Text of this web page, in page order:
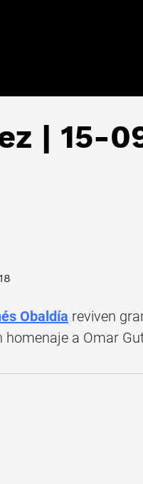
| 15-
Obaldía reviven
a Omar